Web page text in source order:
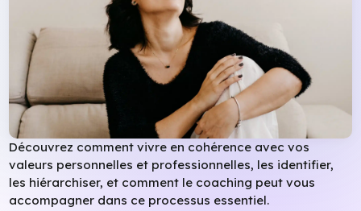
Découvrez comment vivre en cohérence avec vos
valeurs personnelles et professionnelles, les identifier,
les hiérarchiser, et comment le coaching peut vous
accompagner dans ce processus essentiel.